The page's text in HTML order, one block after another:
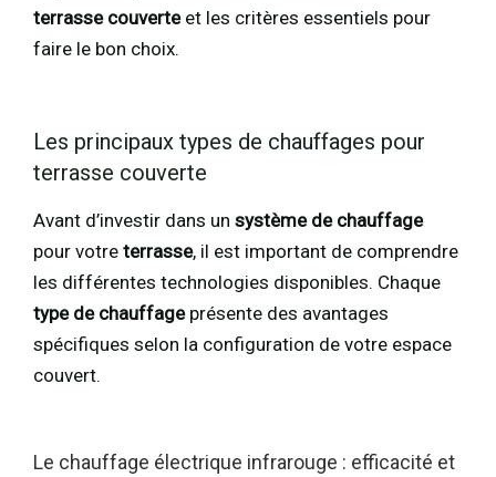
terrasse couverteet les critères essentiels pour
faire le bon choix.
Les principaux types de chauffages pour
terrasse couverte
Avant d’investir dans un système de chauffage
pour votre terrasse, il est important de comprendre
les différentes technologies disponibles. Chaque
type de chauffageprésente des avantages
spécifiques selon la configuration de votre espace
couvert.
Le chauffage électrique infrarouge : efficacité et